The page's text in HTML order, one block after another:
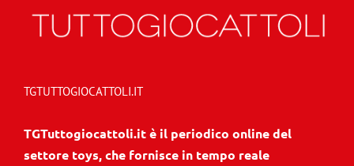
TGTUTTOGIOCATTOLI.IT
TGTuttogiocattoli.it è il periodico online del
settore toys, che fornisce in tempo reale